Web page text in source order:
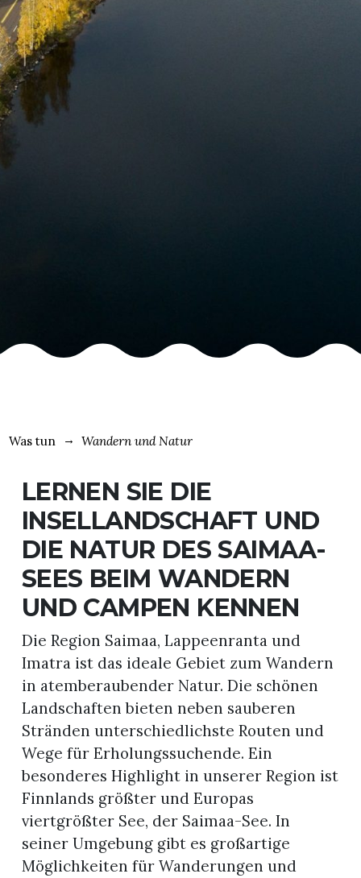
Was tun Wandern und Natur
LERNEN SIE DIE
INSELLANDSCHAFT UND
DIE NATUR DES SAIMAA-
SEES BEIM WANDERN
UND CAMPEN KENNEN
Die Region Saimaa, Lappeenranta und
Imatra ist das ideale Gebiet zum Wandern
in atemberaubender Natur. Die schönen
Landschaften bieten neben sauberen
Stränden unterschiedlichste Routen und
Wege für Erholungssuchende. Ein
besonderes Highlight in unserer Region ist
Finnlands größter und Europas
viertgrößter See, der Saimaa-See. In
seiner Umgebung gibt es großartige
Möglichkeiten für Wanderungen und